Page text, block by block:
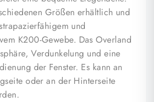
Größen erhältlich und
und
K200-Gewebe. Das Overland
Verdunkelung und eine
der Fenster. Es kann an
oder an der Hinterseite